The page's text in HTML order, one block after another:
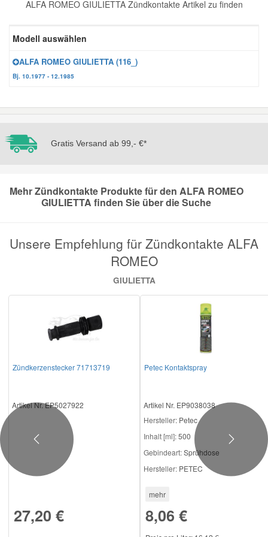
ALFA ROMEO GIULIETTA Zündkontakte Artikel zu finden
Modell auswählen
ALFA ROMEO GIULIETTA (116_)
Bj. 10.1977 - 12.1985
Gratis Versand ab 99,- €*
Mehr Zündkontakte Produkte für den ALFA ROMEO
GIULIETTA finden Sie über die Suche
Unsere Empfehlung für Zündkontakte ALFA
ROMEO
GIULIETTA
Zündkerzenstecker 71713719
Artikel Nr. EP5027922
27,20 €
Petec Kontaktspray
Artikel Nr. EP9038038
Hersteller: Petec
Inhalt [ml]:500
Gebindeart:Sprühdose
Hersteller: PETEC
mehr
8,06 €
Previous Next
Zündanlage und Glühanlage
Jeep Ersatzteile
Mazda Ersatzteile
Mercedes Ersatzteile
Mini Ersatzteile
Nissan Ersatzteile
Porsche Ersatzteile